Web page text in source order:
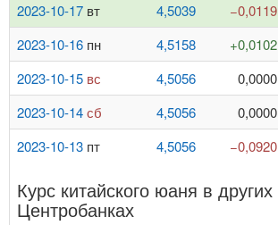
2023-10-17 вт 4,5039 −0,0119
2023-10-16 пн 4,5158 +0,0102
2023-10-15 вс 4,5056 0,0000
2023-10-14сб 4,5056 0,0000
2023-10-13 пт 4,5056 −0,0920
Курс китайского юаня в других
Центробанках